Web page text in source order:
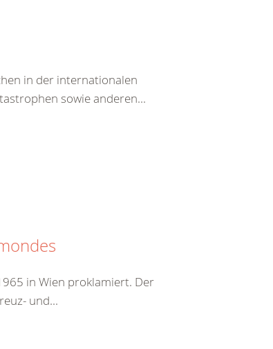
in der internationalen
sowie anderen...
in Wien proklamiert. Der
und...